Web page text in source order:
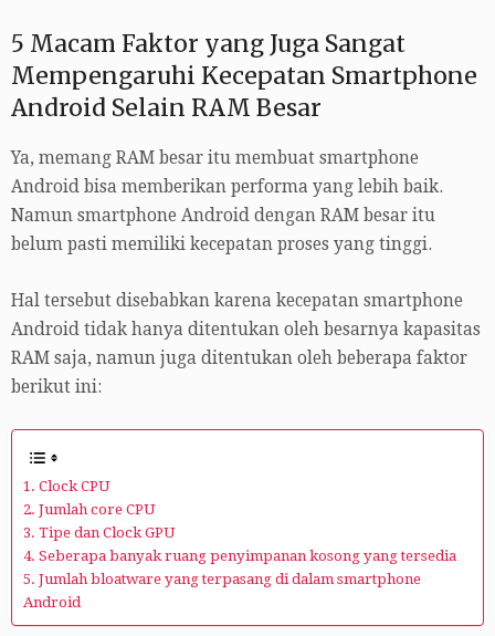
5 Macam Faktor yang Juga Sangat
Mempengaruhi Kecepatan Smartphone
Android Selain RAM Besar
Ya, memang RAM besar itu membuat smartphone
Android bisa memberikan performa yang lebih baik.
Namun smartphone Android dengan RAM besar itu
belum pasti memiliki kecepatan proses yang tinggi.
Hal tersebut disebabkan karena kecepatan smartphone
Android tidak hanya ditentukan oleh besarnya kapasitas
RAM saja, namun juga ditentukan oleh beberapa faktor
berikut ini:
1. Clock CPU
2. Jumlah core CPU
3. Tipe dan Clock GPU
4. Seberapa banyak ruang penyimpanan kosong yang tersedia
5. Jumlah bloatware yang terpasang di dalam smartphone
Android